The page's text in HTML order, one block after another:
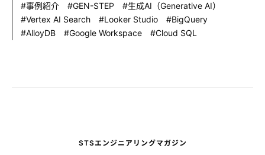
事例紹介 GEN-STEP
生成AI（Generative AI）
Vertex AI Search
Looker Studio
BigQuery
AlloyDB
Google Workspace Cloud SQL
STSエンジニアリングマガジン